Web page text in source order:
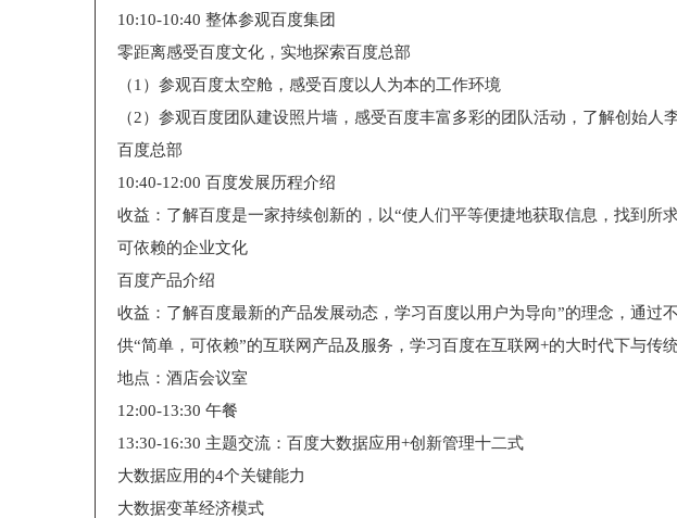
10:10-10:40 整体参观百度集团
零距离感受百度文化，实地探索百度总部
（1）参观百度太空舱，感受百度以人为本的工作环境
（2）参观百度团队建设照片墙，感受百度丰富多彩的团队活动，了解创始人
百度总部
10:40-12:00 百度发展历程介绍
收益：了解百度是一家持续创新的，以“使人们平等便捷地获取信息，找到所
可依赖的企业文化
百度产品介绍
收益：了解百度最新的产品发展动态，学习百度以用户为导向”的理念，通过
供“简单，可依赖”的互联网产品及服务，学习百度在互联网+的大时代下与传
地点：酒店会议室
12:00-13:30 午餐
13:30-16:30 主题交流：百度大数据应用+创新管理十二式
大数据应用的4个关键能力
大数据变革经济模式